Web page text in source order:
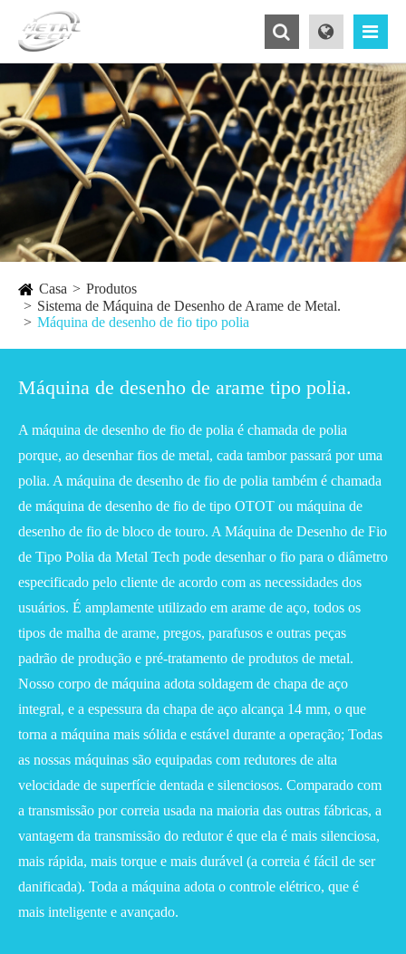
Casa
Produtos
Sistema de Máquina de Desenho de Arame de Metal.
Máquina de desenho de fio tipo polia
Máquina de desenho de arame tipo polia.
A máquina de desenho de fio de polia é chamada de polia
porque, ao desenhar fios de metal, cada tambor passará por uma
polia. A máquina de desenho de fio de polia também é chamada
de máquina de desenho de fio de tipo OTOT ou máquina de
desenho de fio de bloco de touro. A Máquina de Desenho de Fio
de Tipo Polia da Metal Tech pode desenhar o fio para o diâmetro
especificado pelo cliente de acordo com as necessidades dos
usuários. É amplamente utilizado em arame de aço, todos os
tipos de malha de arame, pregos, parafusos e outras peças
padrão de produção e pré-tratamento de produtos de metal.
Nosso corpo de máquina adota soldagem de chapa de aço
integral, e a espessura da chapa de aço alcança 14 mm, o que
torna a máquina mais sólida e estável durante a operação; Todas
as nossas máquinas são equipadas com redutores de alta
velocidade de superfície dentada e silenciosos. Comparado com
a transmissão por correia usada na maioria das outras fábricas, a
vantagem da transmissão do redutor é que ela é mais silenciosa,
mais rápida, mais torque e mais durável (a correia é fácil de ser
danificada). Toda a máquina adota o controle elétrico, que é
mais inteligente e avançado.